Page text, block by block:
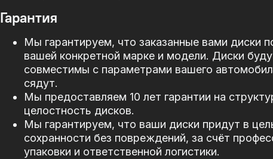
Гарантия
Мы гарантируем, что заказанные вами диски
вашей конкретной марке и модели. Диски
совместимы с параметрами вашего
сядут.
Мы предоставляем 10 лет гарантии на
целостность дисков.
Мы гарантируем, что ваши диски придут в
сохранности без повреждений, за счёт
упаковки и ответственной логистики.